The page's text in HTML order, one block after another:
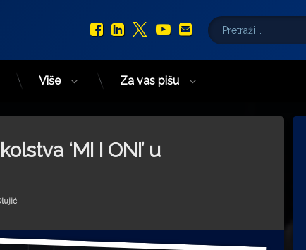
Facebook
LinkedIn
X.com
YouTube
E-mail
Pretraži:
Više Za vas pišu
‘MI I ONI’ u